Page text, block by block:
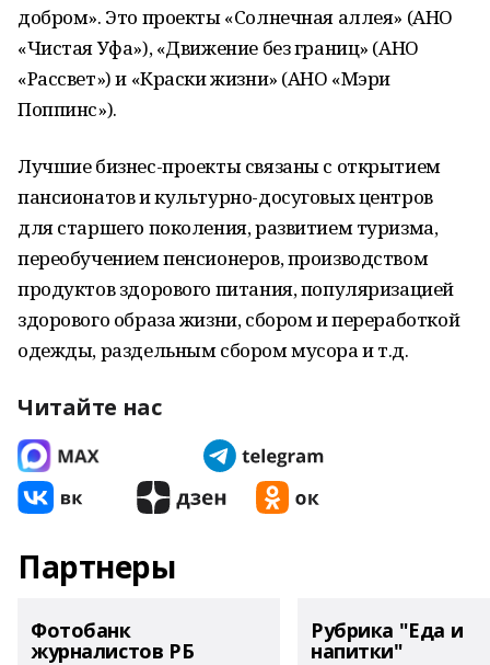
добром». Это проекты «Солнечная аллея» (АНО
«Чистая Уфа»), «Движение без границ» (АНО
«Рассвет») и «Краски жизни» (АНО «Мэри
Поппинс»).
Лучшие бизнес-проекты связаны с открытием
пансионатов и культурно-досуговых центров
для старшего поколения, развитием туризма,
переобучением пенсионеров, производством
продуктов здорового питания, популяризацией
здорового образа жизни, сбором и переработкой
одежды, раздельным сбором мусора и т.д.
Читайте нас
Партнеры
Фотобанк
журналистов РБ
Рубрика "Еда и
напитки"